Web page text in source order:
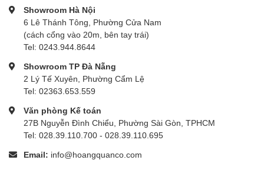
Showroom Hà Nội
6 Lê Thánh Tông, Phường Cửa Nam
(cách cổng vào 20m, bên tay trái)
Tel: 0243.944.8644
Showroom TP Đà Nẵng
2 Lý Tế Xuyên, Phường Cẩm Lệ
Tel: 02363.653.559
Văn phòng Kế toán
27B Nguyễn Đình Chiểu, Phường Sài Gòn, TPHCM
Tel: 028.39.110.700 - 028.39.110.695
Email: info@hoangquanco.com